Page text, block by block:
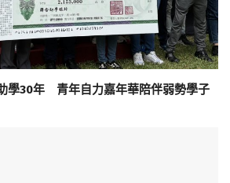
學30年 青年自力嘉年華陪伴弱勢學子